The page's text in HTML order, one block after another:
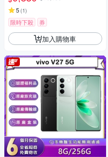
5 (1)
限時下殺 券
加入購物車